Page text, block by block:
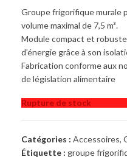
Groupe frigorifique murale
volume maximal de 7,5 m³.
Module compact et
d’énergie grâce à son
Fabrication conforme aux
de législation alimentaire
Rupture de stock
Catégories : Accessoires,
Étiquette : groupe